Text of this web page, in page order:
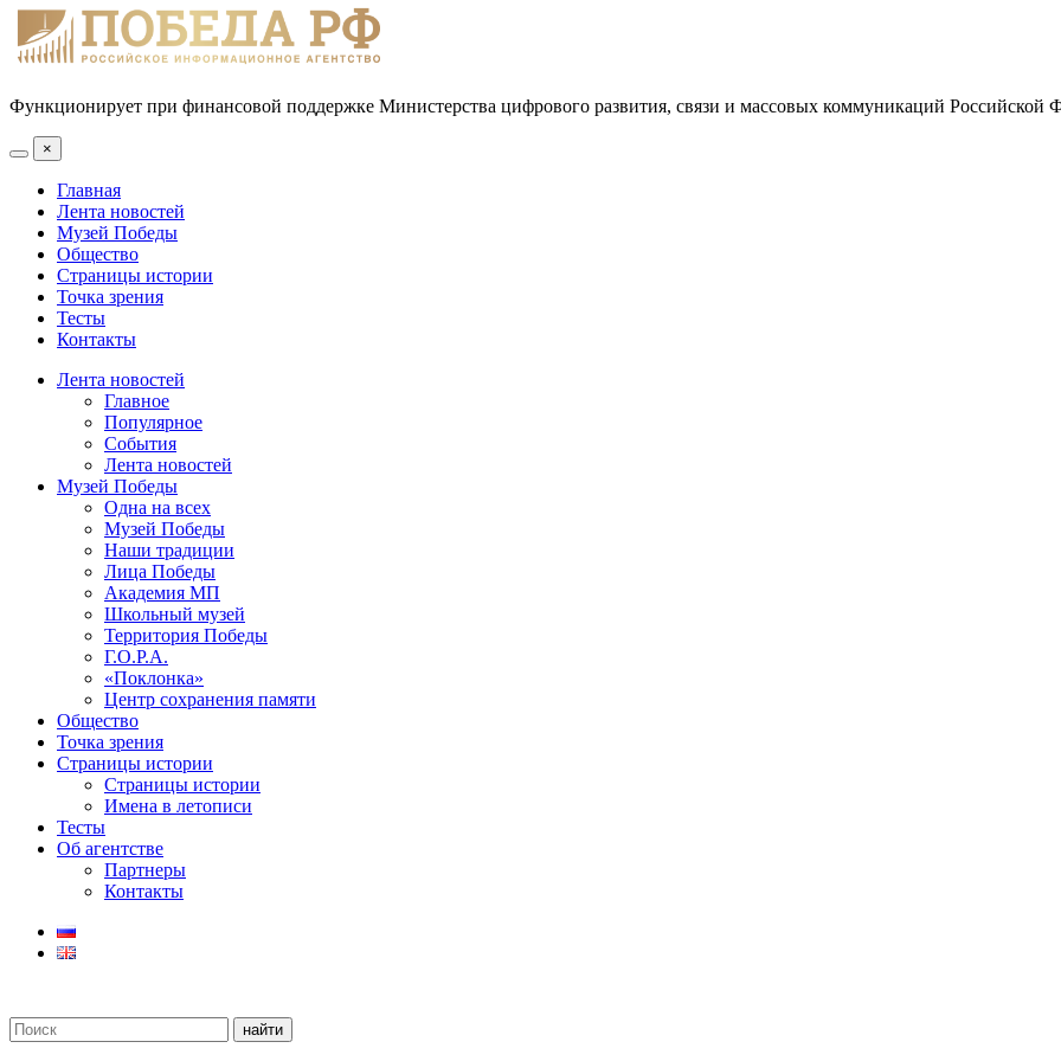
Функционирует при финансовой поддержке Министерства цифрового развития, связи и массовых коммуникаций Российской
×
Главная
Лента новостей
Музей Победы
Общество
Страницы истории
Точка зрения
Тесты
Контакты
Лента новостей
Главное
Популярное
События
Лента новостей
Музей Победы
Одна на всех
Музей Победы
Наши традиции
Лица Победы
Академия МП
Школьный музей
Территория Победы
Г.О.Р.А.
«Поклонка»
Центр сохранения памяти
Общество
Точка зрения
Страницы истории
Страницы истории
Имена в летописи
Тесты
Об агентстве
Партнеры
Контакты